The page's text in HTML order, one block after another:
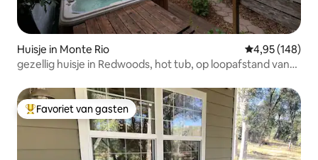
Huisje in Monte Rio Gemiddelde
4,95 (148)
gezellig huisje in Redwoods, hot tub, op loopafstand van
Topfavoriet van gasten
Favoriet van gasten